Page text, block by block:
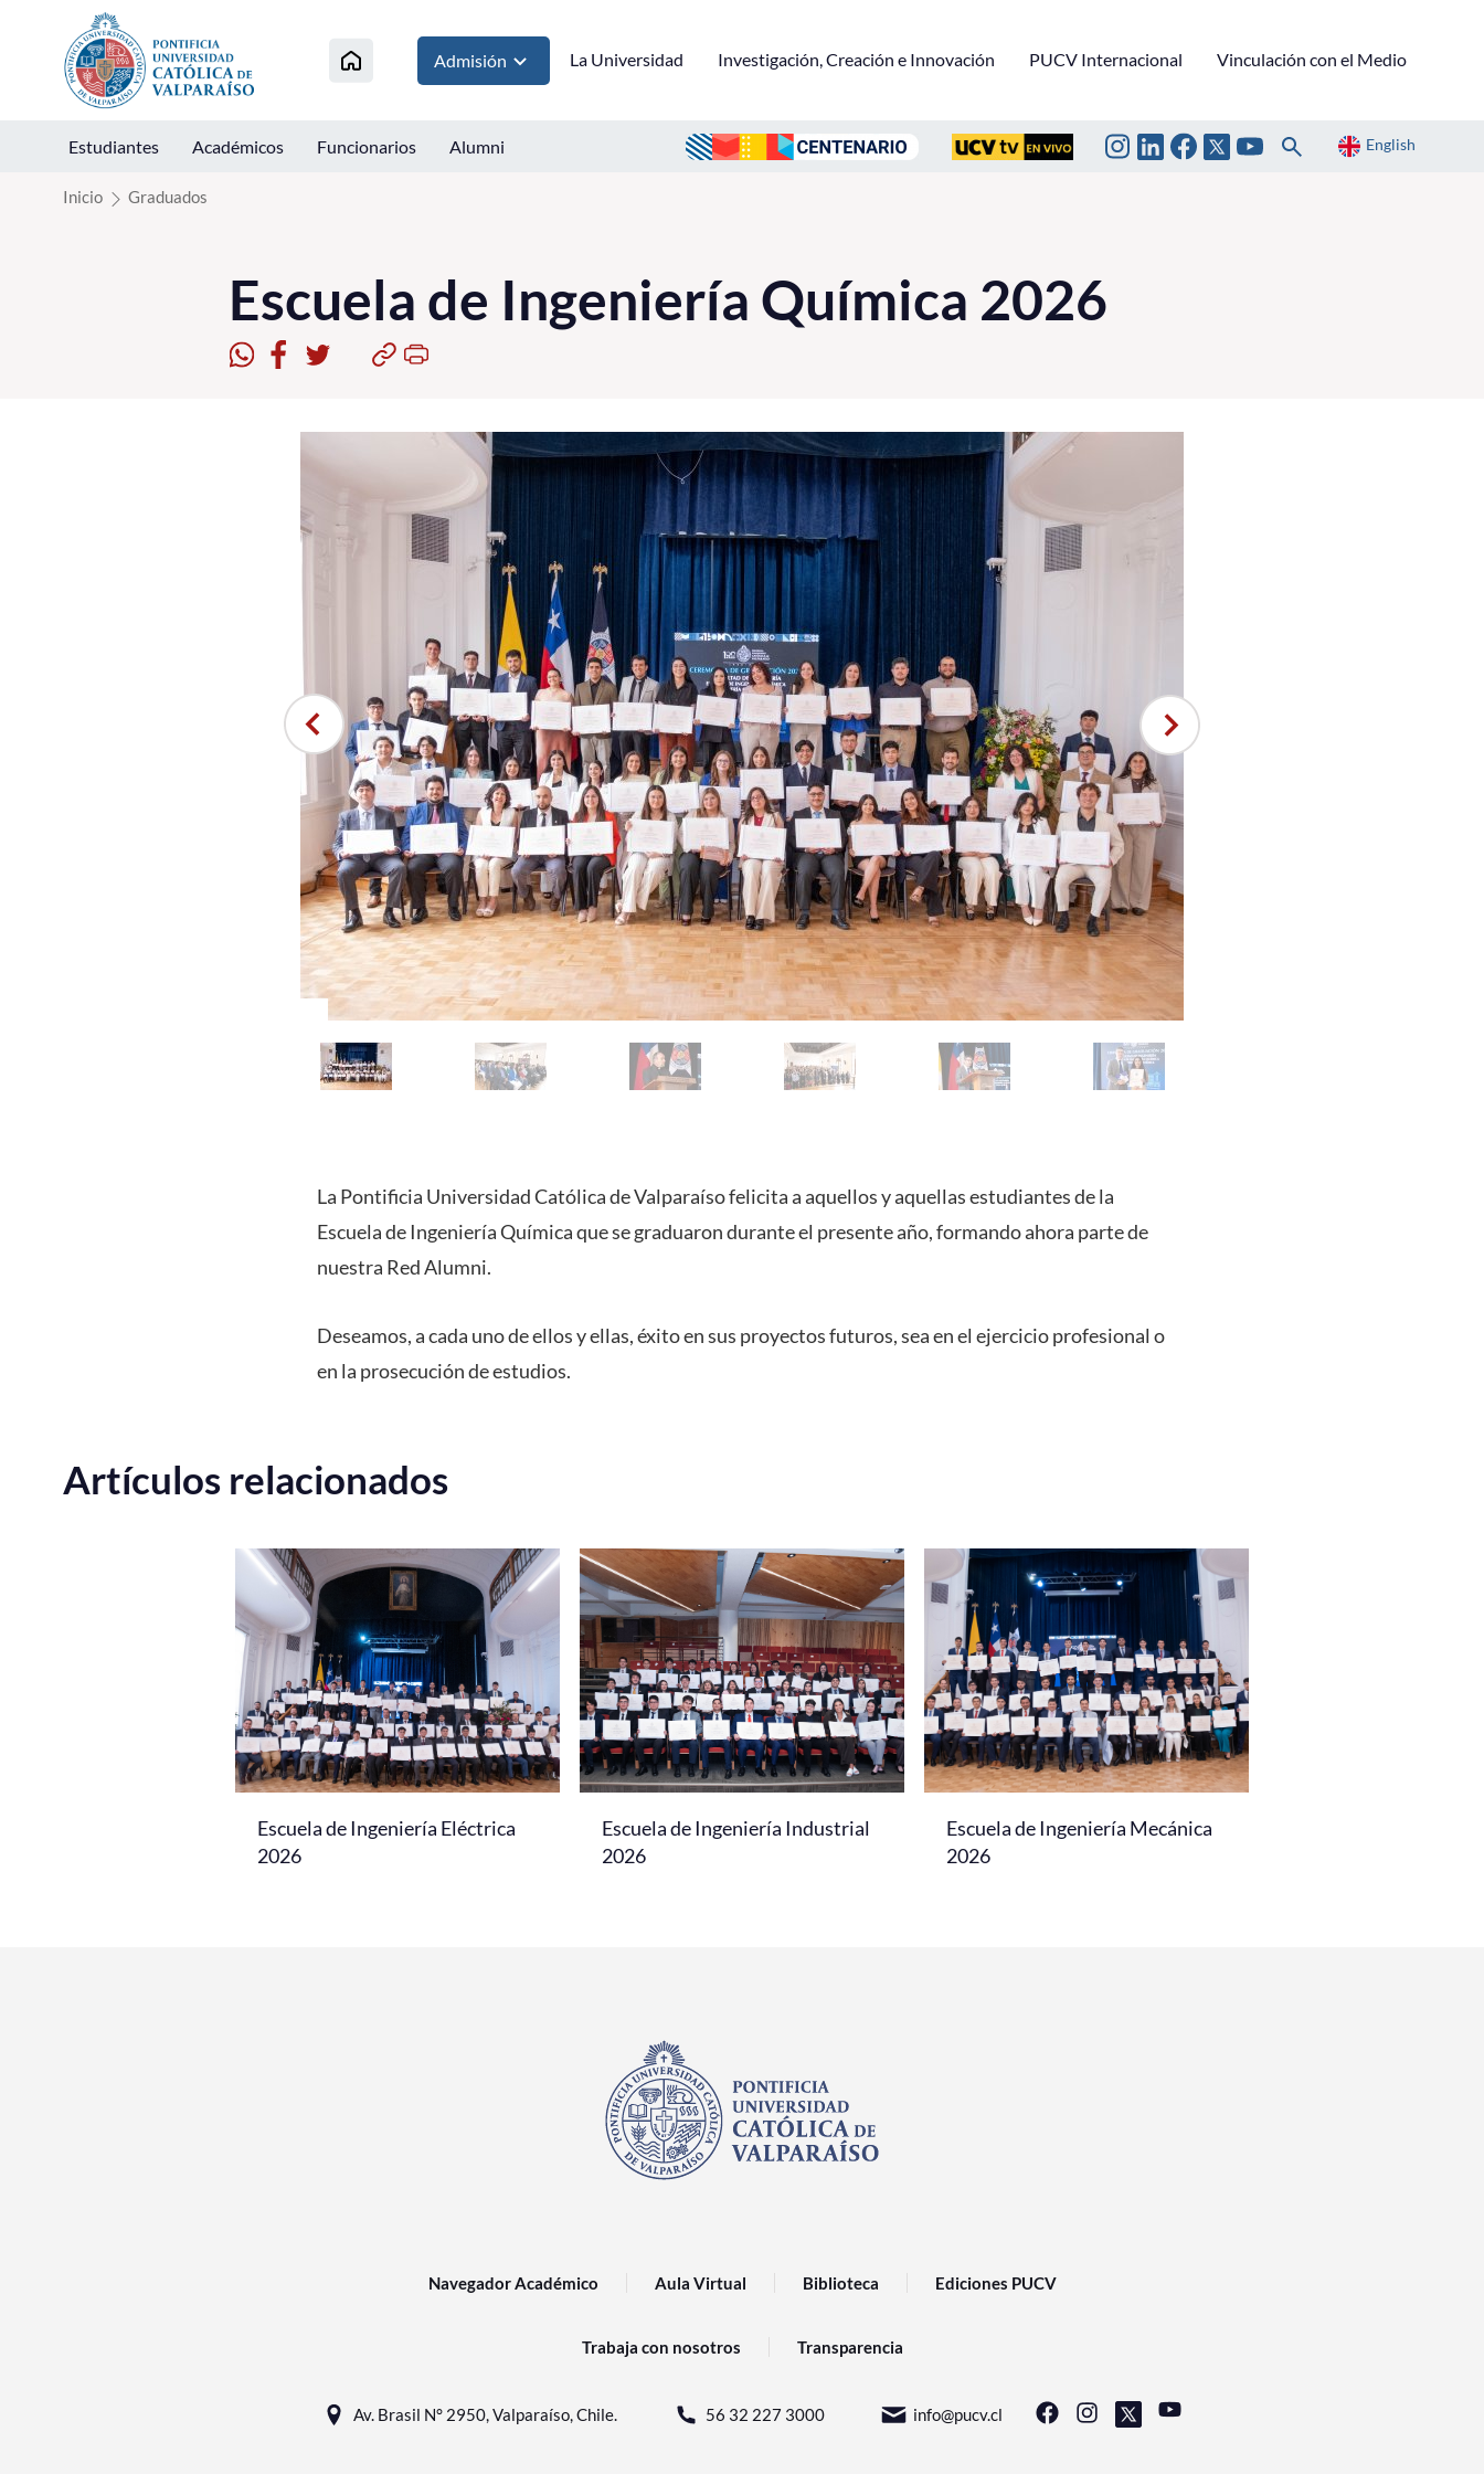
Click acá para ir directamente al contenido
Admisión La Universidad Investigación, Creación e Innovación PUCV Internacional Vinculación con el Medio
Estudiantes Académicos Funcionarios Alumni English
Inicio Graduados
Escuela de Ingeniería Química 2026
La Pontificia Universidad Católica de Valparaíso felicita a aquellos y aquellas estudiantes de la
Escuela de Ingeniería Química que se graduaron durante el presente año, formando ahora parte de
nuestra Red Alumni.
Deseamos, a cada uno de ellos y ellas, éxito en sus proyectos futuros, sea en el ejercicio profesional o
en la prosecución de estudios.
Artículos relacionados
Escuela de Ingeniería Eléctrica
2026
Escuela de Ingeniería Industrial
2026
Escuela de Ingeniería Mecánica
2026
Navegador Académico Aula Virtual Biblioteca Ediciones PUCV
Trabaja con nosotros Transparencia
Av. Brasil N° 2950, Valparaíso, Chile. 56 32 227 3000 info@pucv.cl